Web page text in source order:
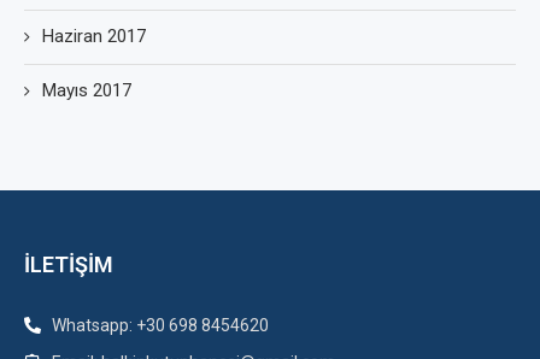
Haziran 2017
Mayıs 2017
İLETİŞİM
Whatsapp: +30 698 8454620